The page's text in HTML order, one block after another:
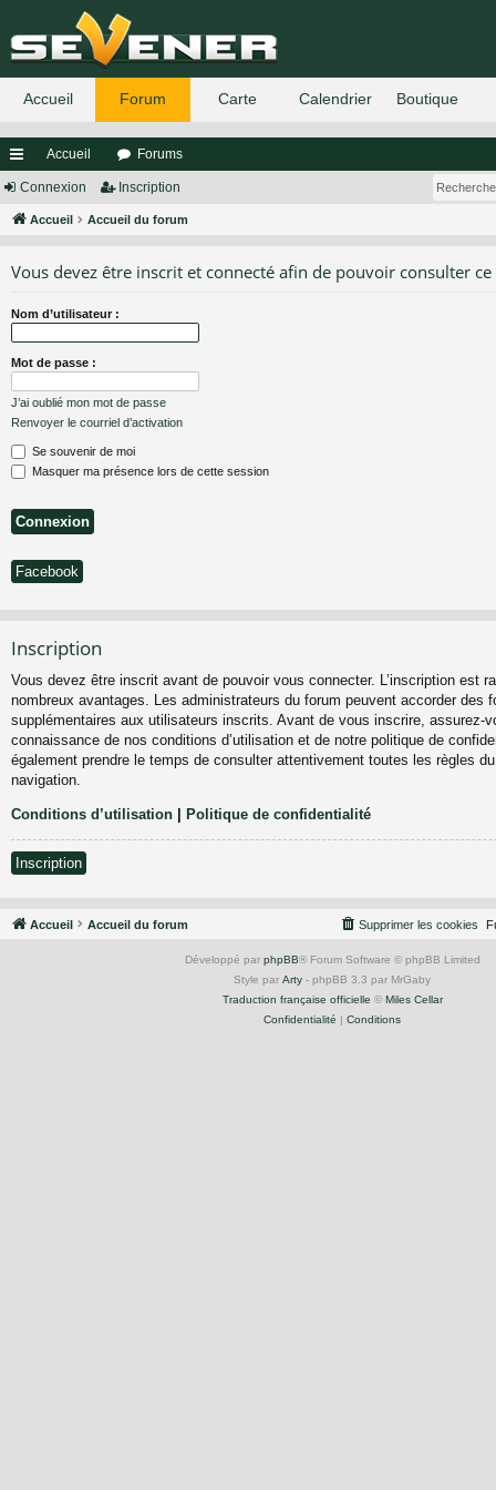
ac
co
s
Accueil Forums
Connexion Inscription
Accueil Accueil du forum
Vous devez être inscrit et connecté afin de pouvoir consulter
Nom d’utilisateur :
Mot de passe :
J’ai oublié mon mot de passe
Renvoyer le courriel d’activation
Se souvenir de moi
Masquer ma présence lors de cette session
Facebook
Inscription
Vous devez être inscrit avant de pouvoir vous connecter. L’inscription est
nombreux avantages. Les administrateurs du forum peuvent accorder des
supplémentaires aux utilisateurs inscrits. Avant de vous inscrire, assurez-
connaissance de nos conditions d’utilisation et de notre politique de
également prendre le temps de consulter attentivement toutes les règles
navigation.
Conditions d’utilisation | Politique de confidentialité
Inscription
Accueil Accueil du forum Supprimer les cookies
Développé par phpBB® Forum Software © phpBB Limited
Style par Arty - phpBB 3.3 par MrGaby
Traduction française officielle © Miles Cellar
Confidentialité | Conditions